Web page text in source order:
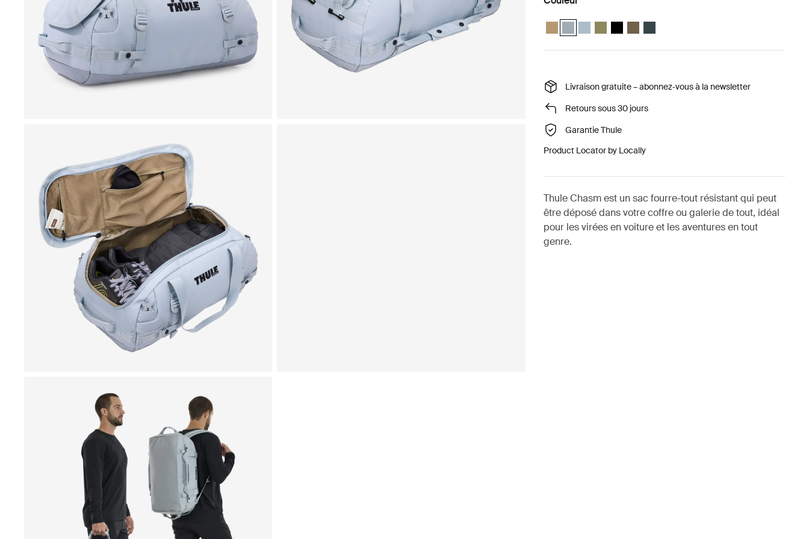
Thule Chasm 40L duffel Beige doux
Thule Chasm 40L duffel Bleu doux (selected)
Thule Chasm 40L duffel Gris étang
Thule Chasm 40L duffel Olivine
Thule Chasm 40L duffel Noir
Thule Chasm 40L duffel Kaki rofond
Thule Chasm 40L duffel Bleu le plus foncé
Livraison gratuite – abonnez‑vous à la newsletter
Retours sous 30 jours
Garantie Thule
Product Locator by Locally
Thule Chasm est un sac fourre-tout résistant qui peut
être déposé dans votre coffre ou galerie de tout, idéal
pour les virées en voiture et les aventures en tout
genre.